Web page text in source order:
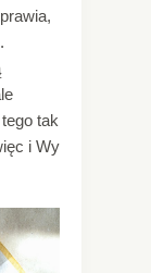
tak
i Wy